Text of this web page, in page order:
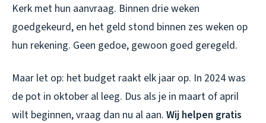
Kerk met hun aanvraag. Binnen drie weken
goedgekeurd, en het geld stond binnen zes weken op
hun rekening. Geen gedoe, gewoon goed geregeld.
Maar let op: het budget raakt elk jaar op. In 2024 was
de pot in oktober al leeg. Dus als je in maart of april
wilt beginnen, vraag dan nu al aan. Wij helpen gratis